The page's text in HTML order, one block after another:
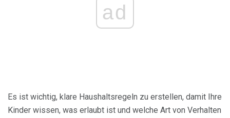
ad
Es ist wichtig, klare Haushaltsregeln zu erstellen, damit Ihre
Kinder wissen, was erlaubt ist und welche Art von Verhalten